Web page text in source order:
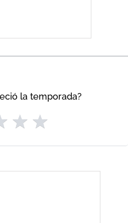
la temporada?